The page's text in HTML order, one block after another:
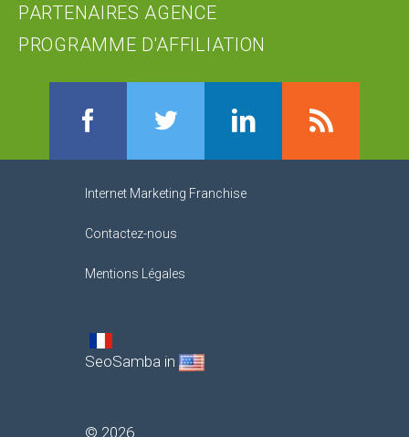
PARTENAIRES AGENCE
PROGRAMME D'AFFILIATION
Facebook Twitter LinkedIn
Internet Marketing Franchise
Contactez-nous
Mentions Légales
SeoSamba in
© 2026